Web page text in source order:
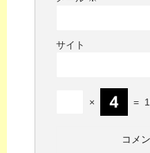
サイト
× =